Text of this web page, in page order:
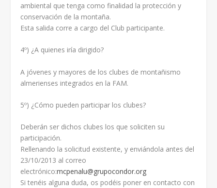
ambiental que tenga como finalidad la protección y
conservación de la montaña.
Esta salida corre a cargo del Club participante.
4º) ¿A quienes iría dirigido?
A jóvenes y mayores de los clubes de montañismo
almerienses integrados en la FAM.
5º) ¿Cómo pueden participar los clubes?
Deberán ser dichos clubes los que soliciten su
participación.
Rellenando la solicitud existente, y enviándola antes del
23/10/2013 al correo
electrónico:mcpenalu@grupocondor.org
Si tenéis alguna duda, os podéis poner en contacto con